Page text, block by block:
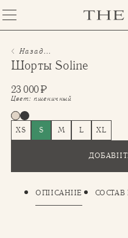
Назад...
Шорты Soline
23 000₽
Цвет:пшеничный
S
XS M L XL
ОПИСАНИЕ